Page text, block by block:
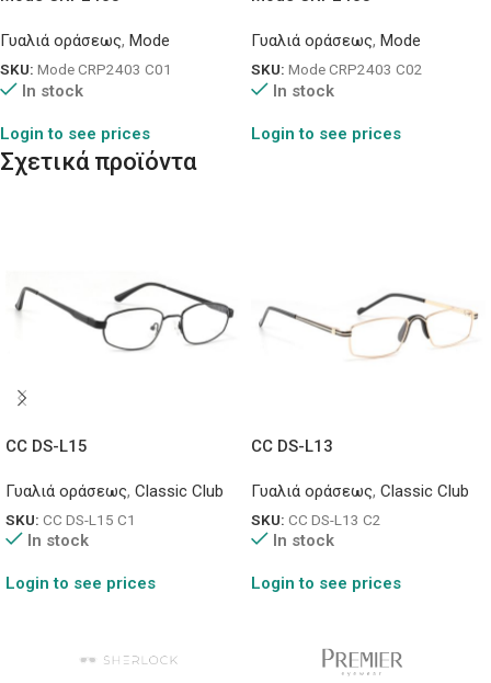
Γυαλιά οράσεως, Mode
SKU: Mode CRP2403 C01
In stock
Login to see prices
Γυαλιά οράσεως, Mode
SKU: Mode CRP2403 C02
In stock
Login to see prices
Σχετικά προϊόντα
CC DS-L15
Γυαλιά οράσεως, Classic Club
SKU: CC DS-L15 C1
In stock
Login to see prices
CC DS-L13
Γυαλιά οράσεως, Classic Club
SKU: CC DS-L13 C2
In stock
Login to see prices